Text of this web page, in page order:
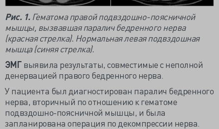
Рис. 1.Гематома правой подвздошно-поясничной
мышцы, вызвавшая паралич бедренного нерва
(красная стрелка). Нормальная левая подвздошная
мышца (синяя стрелка).
ЭМГ выявила результаты, совместимые с неполной
денервацией правого бедренного нерва.
У пациента был диагностирован паралич бедренного
нерва, вторичный по отношению к гематоме
подвздошно-поясничной мышцы, и была
запланирована операция по декомпрессии нерва.